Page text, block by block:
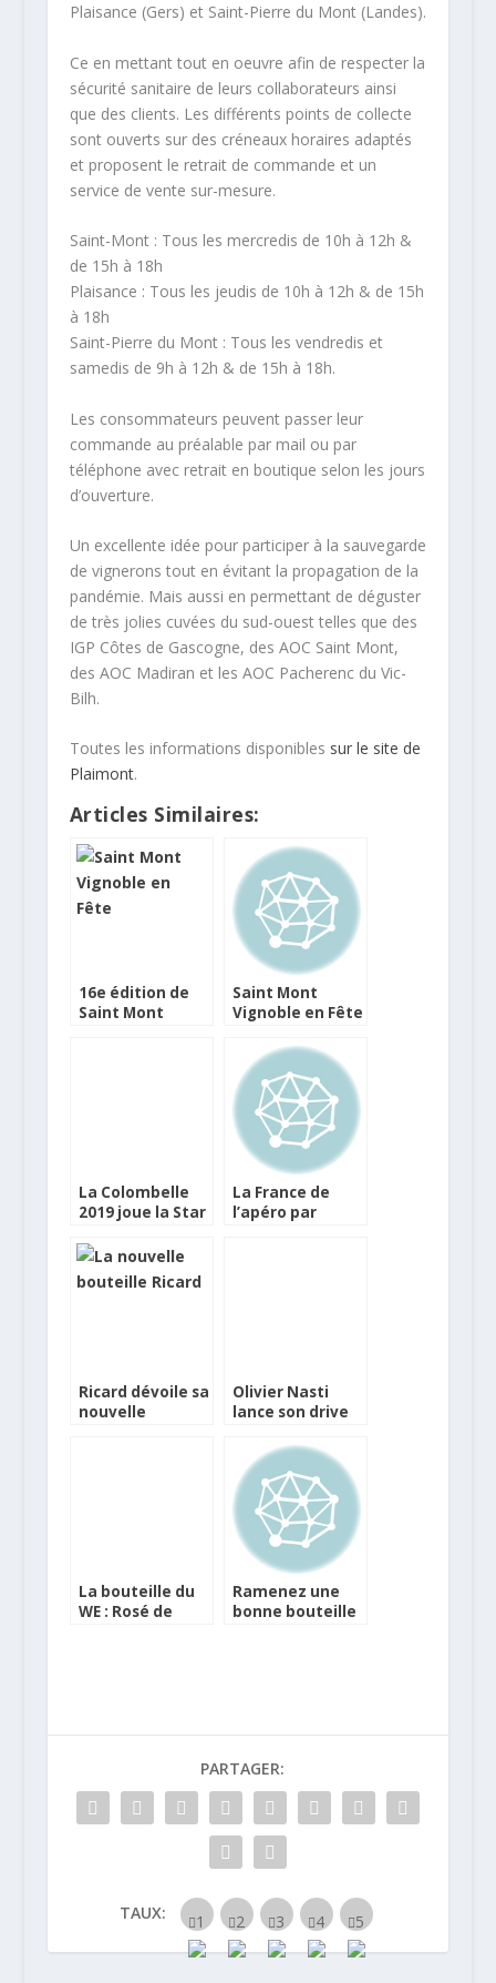
Plaisance (Gers) et Saint-Pierre du Mont (Landes).
Ce en mettant tout en oeuvre afin de respecter la
sécurité sanitaire de leurs collaborateurs ainsi
que des clients. Les différents points de collecte
sont ouverts sur des créneaux horaires adaptés
et proposent le retrait de commande et un
service de vente sur-mesure.
Saint-Mont : Tous les mercredis de 10h à 12h &
de 15h à 18h
Plaisance : Tous les jeudis de 10h à 12h & de 15h
à 18h
Saint-Pierre du Mont : Tous les vendredis et
samedis de 9h à 12h & de 15h à 18h.
Les consommateurs peuvent passer leur
commande au préalable par mail ou par
téléphone avec retrait en boutique selon les jours
d’ouverture.
Un excellente idée pour participer à la sauvegarde
de vignerons tout en évitant la propagation de la
pandémie. Mais aussi en permettant de déguster
de très jolies cuvées du sud-ouest telles que des
IGP Côtes de Gascogne, des AOC Saint Mont,
des AOC Madiran et les AOC Pacherenc du Vic-
Bilh.
Toutes les informations disponibles sur le site de
Plaimont.
Articles Similaires:
16e édition de
Saint Mont
Saint Mont
Vignoble en Fête
ème édition
La Colombelle
2019 joue la Star
La France de
l’apéro par
Ricard dévoile sa
nouvelle
Olivier Nasti
lance son drive
repas
gastronomiques
.
La bouteille du
WE : Rosé de
Ramenez une
bonne bouteille
PARTAGER:
TAUX: